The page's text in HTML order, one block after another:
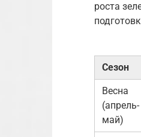
роста
Сезон
Весна
(апрель-
май)